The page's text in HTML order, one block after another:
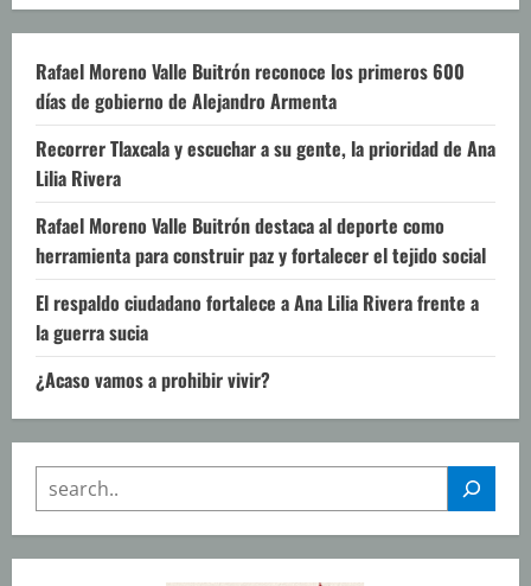
Rafael Moreno Valle Buitrón reconoce los primeros 600
días de gobierno de Alejandro Armenta
Recorrer Tlaxcala y escuchar a su gente, la prioridad de Ana
Lilia Rivera
Rafael Moreno Valle Buitrón destaca al deporte como
herramienta para construir paz y fortalecer el tejido social
El respaldo ciudadano fortalece a Ana Lilia Rivera frente a
la guerra sucia
¿Acaso vamos a prohibir vivir?
SEARCH